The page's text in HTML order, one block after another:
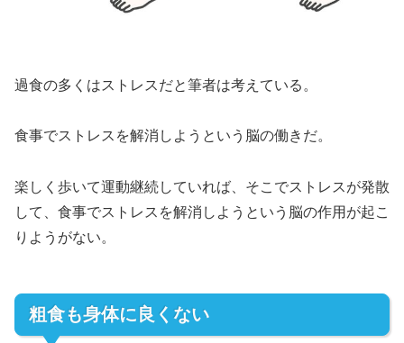
過食の多くはストレスだと筆者は考えている。
食事でストレスを解消しようという脳の働きだ。
楽しく歩いて運動継続していれば、そこでストレスが発散
して、食事でストレスを解消しようという脳の作用が起こ
りようがない。
粗食も身体に良くない